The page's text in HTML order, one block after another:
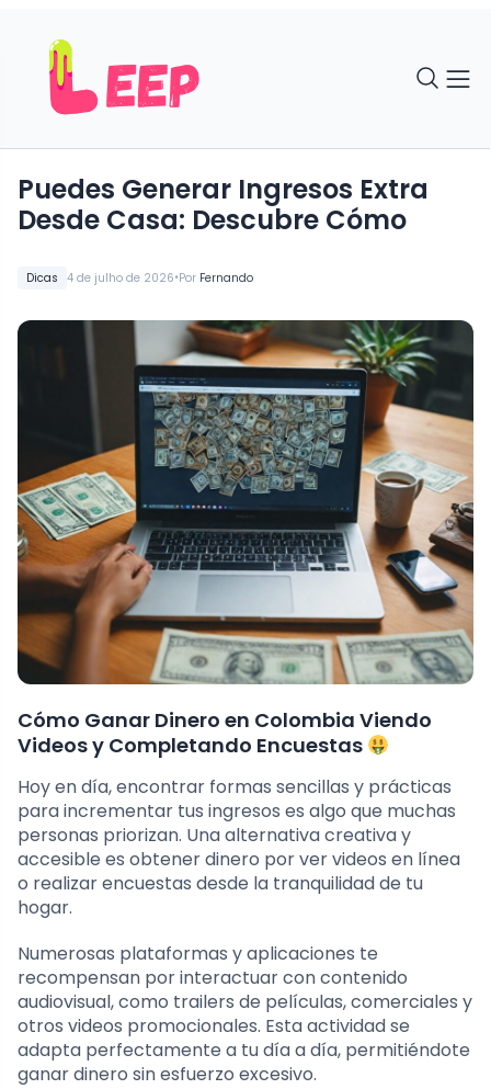
Dicas 4 de julho de 2026•Por Fernando
Puedes Generar Ingresos Extra
Desde Casa: Descubre Cómo
Cómo Ganar Dinero en Colombia Viendo
Videos y Completando Encuestas
Hoy en día, encontrar formas sencillas y prácticas
para incrementar tus ingresos es algo que muchas
personas priorizan. Una alternativa creativa y
accesible es obtener dinero por ver videos en línea
o realizar encuestas desde la tranquilidad de tu
hogar.
Numerosas plataformas y aplicaciones te
recompensan por interactuar con contenido
audiovisual, como trailers de películas, comerciales y
otros videos promocionales. Esta actividad se
adapta perfectamente a tu día a día, permitiéndote
ganar dinero sin esfuerzo excesivo.